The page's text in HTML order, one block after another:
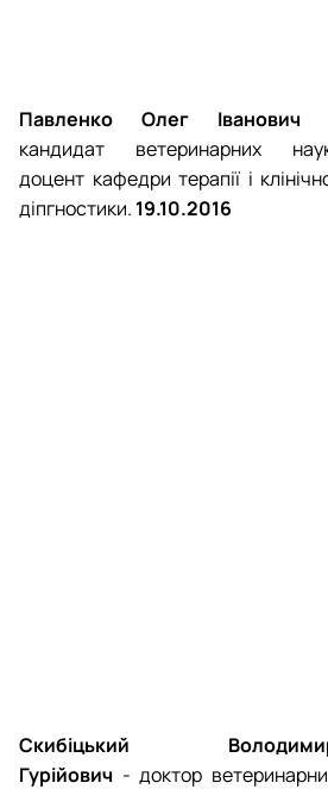
Павленко Олег Іванович
кандидат ветеринарних
доцент кафедри терапії і
діпгностики. 19.10.2016
Скибіцький
Гурійович - доктор